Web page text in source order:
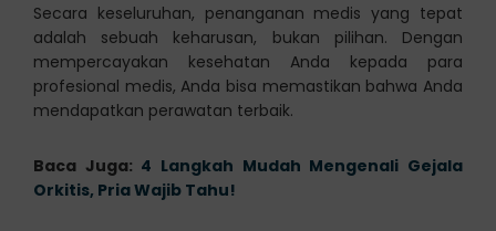
Secara keseluruhan, penanganan medis yang tepat
adalah sebuah keharusan, bukan pilihan. Dengan
mempercayakan kesehatan Anda kepada para
profesional medis, Anda bisa memastikan bahwa Anda
mendapatkan perawatan terbaik.
Baca Juga: 4 Langkah Mudah Mengenali Gejala
Orkitis, Pria Wajib Tahu!